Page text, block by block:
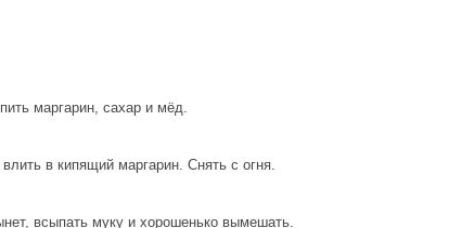
маргарин, сахар и мёд.
в кипящий маргарин. Снять с огня.
всыпать муку и хорошенько вымешать.